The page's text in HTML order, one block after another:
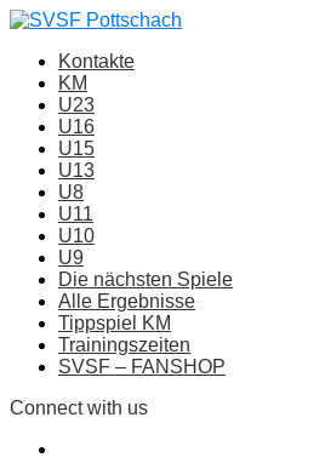
Kontakte
KM
U23
U16
U15
U13
U8
U11
U10
U9
Die nächsten Spiele
Alle Ergebnisse
Tippspiel KM
Trainingszeiten
SVSF – FANSHOP
Connect with us